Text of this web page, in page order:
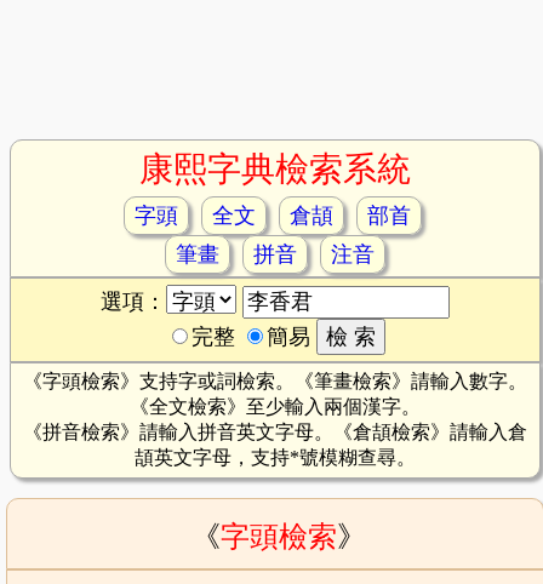
康熙字典檢索系統
字頭 全文 倉頡
部首
筆畫
拼音
注音
選項：
完整
簡易
《字頭檢索》支持字或詞檢索。《筆畫檢索》請輸入數字。
《全文檢索》至少輸入兩個漢字。
《拼音檢索》請輸入拼音英文字母。《倉頡檢索》請輸入倉
頡英文字母，支持*號模糊查尋。
《字頭檢索》